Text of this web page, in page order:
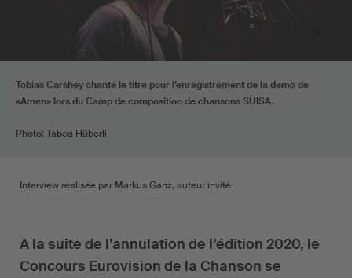
Tobias Carshey chante le titre pour l’enregistrement de la démo de
«Amen» lors du Camp de composition de chansons SUISA.
Photo: Tabea Hüberli
Interview réalisée par Markus Ganz, auteur invité
A la suite de l’annulation de l’édition 2020, le
Concours Eurovision de la Chanson se